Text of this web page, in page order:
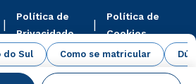
do Sul Como se matricular
Política de
Privacidade
Política de
Cookies